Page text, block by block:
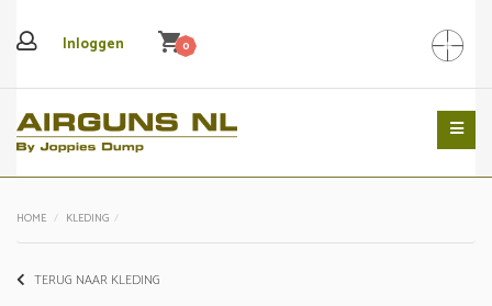
Inloggen shopping_cart0 Search
HOME KLEDING
TERUG NAAR KLEDING